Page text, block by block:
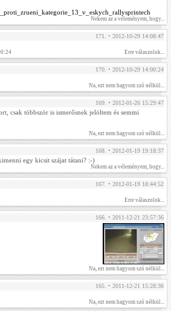
Nekem az a véleményem, hogy...
171. • 2012-10-29 14:08:47
Erre válaszolok...
170. • 2012-10-29 14:00:24
Na, ezt nem hagyom szó nélkül...
169. • 2012-01-26 15:29:47
csak többször is ismerősnek jelöltem és semmi
Na, ezt nem hagyom szó nélkül...
168. • 2012-01-19 19:18:37
egy kicsit szájat tátani? :-)
Nekem az a véleményem, hogy...
167. • 2012-01-19 18:44:52
Erre válaszolok...
166. • 2011-12-21 23:57:36
Na, ezt nem hagyom szó nélkül...
165. • 2011-12-21 15:28:36
Na, ezt nem hagyom szó nélkül...